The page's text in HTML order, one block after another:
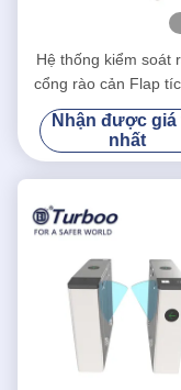
Hệ thống kiểm soát
cổng rào cản Flap
đầu đọc thẻ RFID và
quét QR
Nhận được giá
nhất